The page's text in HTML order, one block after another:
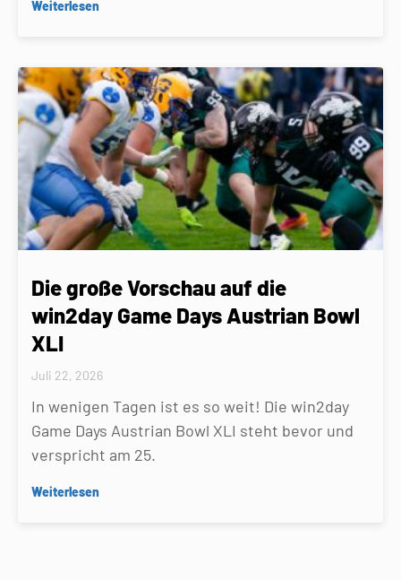
Weiterlesen
Die große Vorschau auf die
win2day Game Days Austrian Bowl
XLI
Juli 22, 2026
In wenigen Tagen ist es so weit! Die win2day
Game Days Austrian Bowl XLI steht bevor und
verspricht am 25.
Weiterlesen